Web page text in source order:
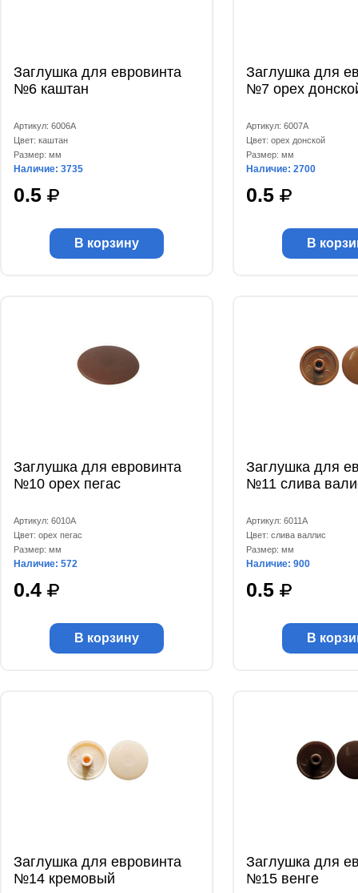
Заглушка для евровинта
№6 каштан
Артикул: 6006А
Цвет: каштан
Размер: мм
Наличие: 3735
0.5
В корзину
Заглушка для
№7 орех
Артикул: 6007А
Цвет: орех донской
Размер: мм
Наличие: 2700
0.5
В
Заглушка для евровинта
№10 орех пегас
Артикул: 6010А
Цвет: орех пегас
Размер: мм
Наличие: 572
0.4
В корзину
Заглушка для
№11 слива
Артикул: 6011А
Цвет: слива валлис
Размер: мм
Наличие: 900
0.5
В
Заглушка для евровинта
№14 кремовый
Заглушка для
№15 венге